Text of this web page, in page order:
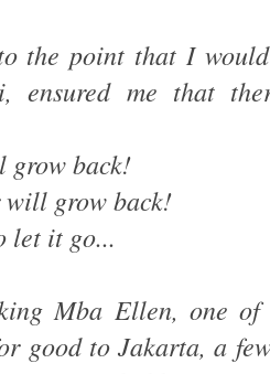
the point that I
ensured me that
grow back!
will grow back!
let it go...
Mba Ellen, one of
good to Jakarta, a